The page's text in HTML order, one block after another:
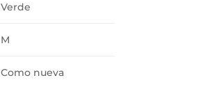
Verde
M
Como nueva